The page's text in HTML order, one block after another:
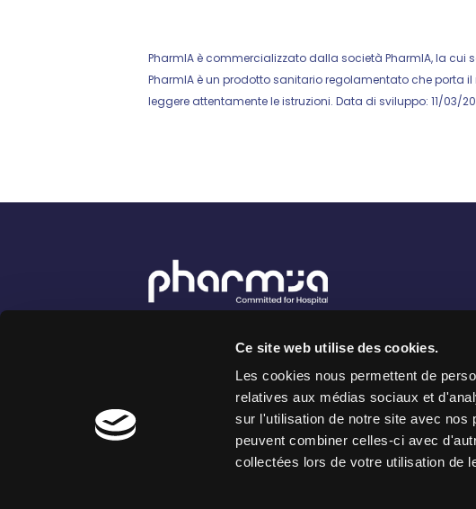
Ce site web utilise des cookies.
Les cookies nous permettent de
relatives aux médias sociaux et
sur l'utilisation de notre site avec nos
peuvent combiner celles-ci avec
collectées lors de votre utilisation de
PharmIA è commercializzato dalla società PharmIA, la cui
PharmIA è un prodotto sanitario regolamentato che porta
leggere attentamente le istruzioni. Data di sviluppo: 11/03/
222 Place Ernest Granier - 34000
Montpellier France